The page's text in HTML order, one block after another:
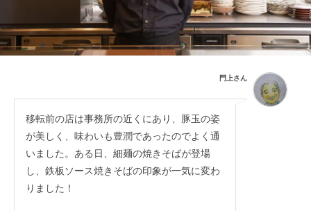
門上さん
移転前の店は事務所の近くにあり、豚玉の姿
が美しく、味わいも豊潤であったのでよく通
いました。ある日、細麺の焼きそばが登場
し、鉄板ソース焼きそばの印象が一気に変わ
りました！